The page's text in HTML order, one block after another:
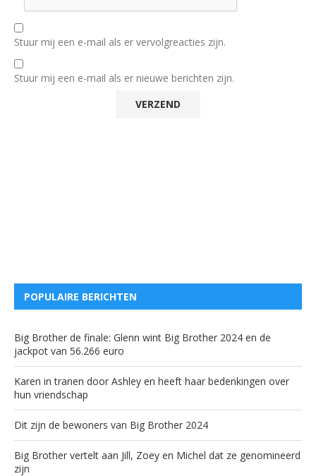
Stuur mij een e-mail als er vervolgreacties zijn.
Stuur mij een e-mail als er nieuwe berichten zijn.
POPULAIRE BERICHTEN
Big Brother de finale: Glenn wint Big Brother 2024 en de
jackpot van 56.266 euro
Karen in tranen door Ashley en heeft haar bedenkingen over
hun vriendschap
Dit zijn de bewoners van Big Brother 2024
Big Brother vertelt aan Jill, Zoey en Michel dat ze genomineerd
zijn